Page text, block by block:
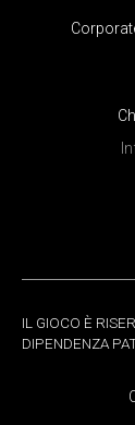
IL GIOCO È
DIPENDENZA